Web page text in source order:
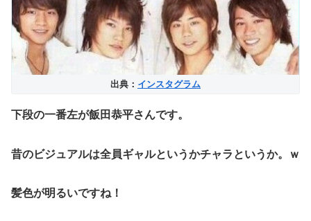
出典： インスタグラム
下段の一番左が飯田恭平さんです。
昔のビジュアルは全員ギャルというかチャラというか。ｗ
髪色が明るいですね！